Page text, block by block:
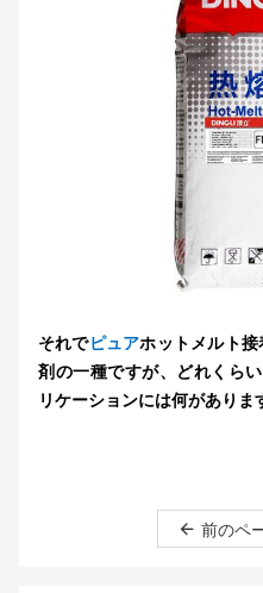
それでピュアホットメルト
剤の一種ですが、どれくら
リケーションには何がありま
前のペ